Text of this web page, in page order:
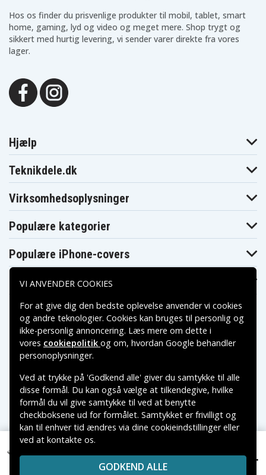
Huawei E583X, 3.7V, 1500 mAh 89 kr.
Hos os finder du prisvenlige produkter til mobil, tablet, smart
home, gaming, lyd og video og meget mere. Shop trygt og
sikkert med hurtig levering, vi sender varer direkte fra vores
lager.
Hjælp
Teknikdele.dk
Virksomhedsoplysninger
Populære kategorier
Populære iPhone-covers
Populære Samsung-covers
Betalingsmuligheder
Leveringsmuligheder
Copyright © 2026, Spares Nordic AB
VAREMÆRKER NÆVNT PÅ DETTE WEB TILHØRER DE
RESPEKTIVE VAREMÆRKERS-EJER.
VI ANVENDER COOKIES
For at give dig den bedste oplevelse anvender vi cookies
og andre teknologier. Cookies kan bruges til personlig og
ikke-personlig annoncering. Læs mere om dette i
vores cookiepolitik og om, hvordan Google behandler
personoplysninger.
Ved at trykke på 'Godkend alle' giver du samtykke til alle
disse formål. Du kan også vælge at tilkendegive, hvilke
formål du vil give samtykke til ved at benytte
checkboksene ud for formålet. Samtykket er frivilligt og
kan til enhver tid ændres via dine cookieindstillinger eller
ved at kontakte os.
GODKEND ALLE